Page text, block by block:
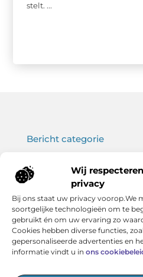
Wij
privacy
Bij ons staat uw privacy voorop.We
soortgelijke technologieën om te
gebruikt én om uw ervaring zo
Cookies hebben diverse functies,
gepersonaliseerde advertenties en
informatie vindt u in ons
stelt. ...
Het startpunt voor
Onze informatie
Bericht categorie